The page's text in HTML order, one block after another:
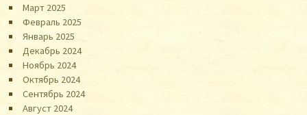
Март 2025
Февраль 2025
Январь 2025
Декабрь 2024
Ноябрь 2024
Октябрь 2024
Сентябрь 2024
Август 2024